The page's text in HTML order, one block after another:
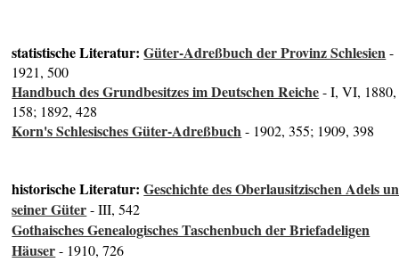
statistische Literatur:Güter-Adreßbuch der Provinz Schlesien-
1921, 500
Handbuch des Grundbesitzes im Deutschen Reiche- I, VI, 1880,
158; 1892, 428
Korn's Schlesisches Güter-Adreßbuch- 1902, 355; 1909, 398
historische Literatur:Geschichte des Oberlausitzischen Adels
seiner Güter- III, 542
Gothaisches Genealogisches Taschenbuch der Briefadeligen
Häuser- 1910, 726